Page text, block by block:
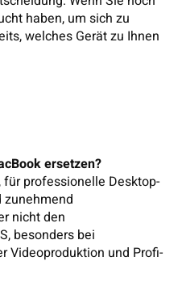
haben, um sich zu
welches Gerät zu Ihnen
ersetzen?
professionelle Desktop-
zunehmend
nicht den
besonders bei
Videoproduktion und Profi-